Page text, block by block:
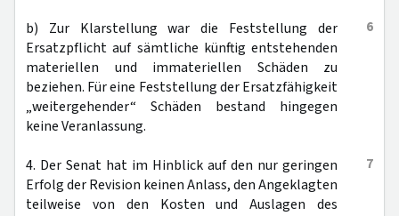
6
b) Zur Klarstellung war die Feststellung der
Ersatzpflicht auf sämtliche künftig entstehenden
materiellen und immateriellen Schäden zu
beziehen. Für eine Feststellung der Ersatzfähigkeit
„weitergehender“ Schäden bestand hingegen
keine Veranlassung.
7
4. Der Senat hat im Hinblick auf den nur geringen
Erfolg der Revision keinen Anlass, den Angeklagten
teilweise von den Kosten und Auslagen des